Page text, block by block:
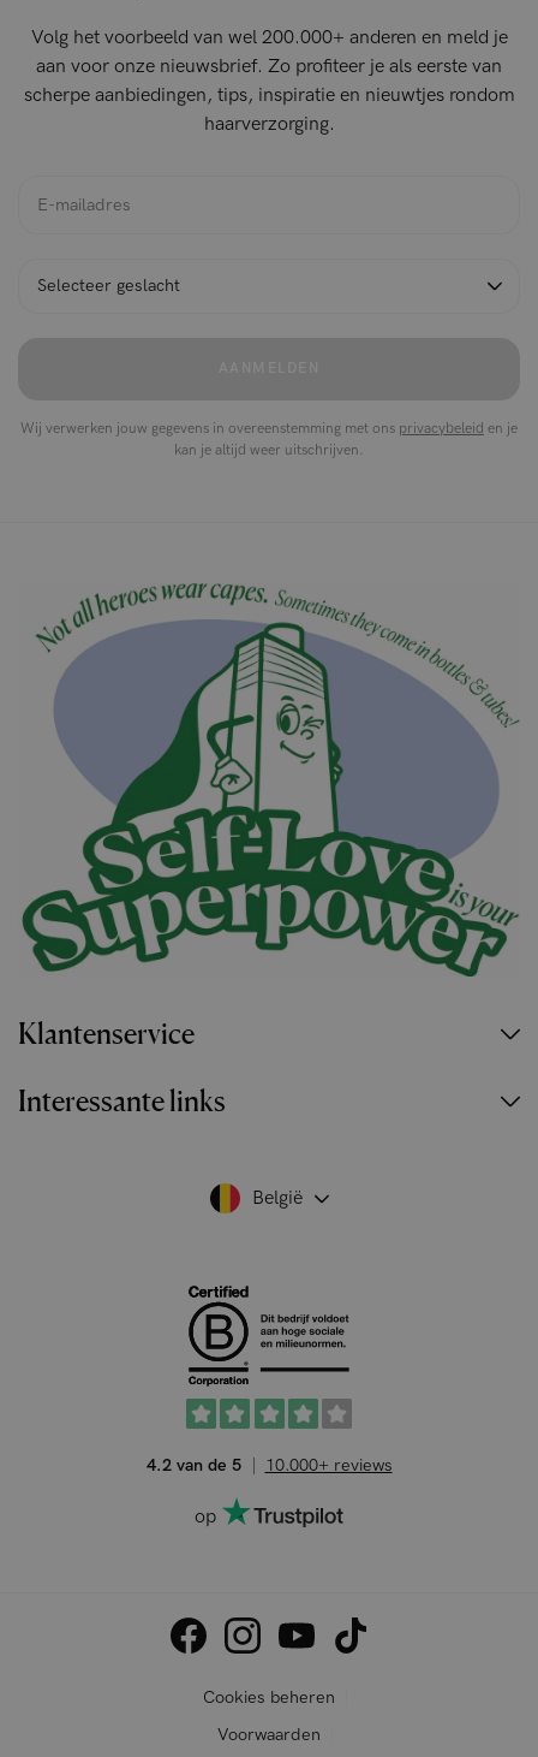
Volg het voorbeeld van wel 200.000+ anderen en meld je
aan voor onze nieuwsbrief. Zo profiteer je als eerste van
scherpe aanbiedingen, tips, inspiratie en nieuwtjes rondom
haarverzorging.
Wij verwerken jouw gegevens in overeenstemming met ons privacybeleid en je
kan je altijd weer uitschrijven.
Klantenservice
Interessante links
België
4.2 van de 5 10.000+ reviews
op
Cookies beheren
Voorwaarden